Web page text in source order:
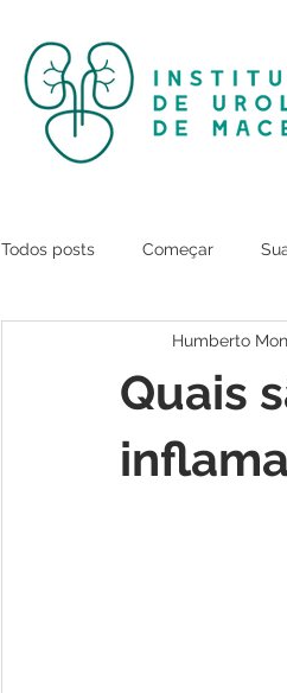
Todos posts Começar
Quais
Humberto